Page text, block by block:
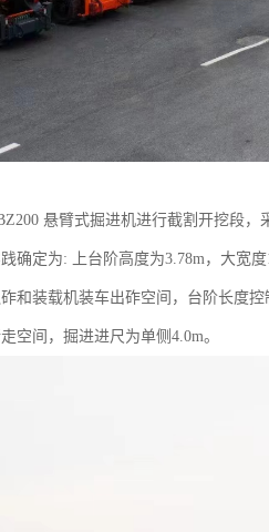
悬臂式掘进机进行截割开挖段
确定为: 上台阶高度为3.78m，大宽
和装载机装车出砟空间，台阶长度
空间，掘进进尺为单侧4.0m。